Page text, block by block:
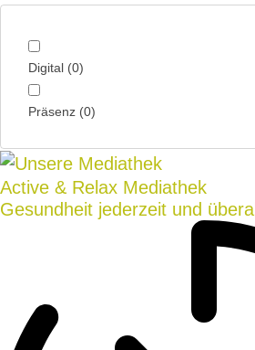
Digital (0)
Präsenz (0)
Active & Relax Mediathek
Gesundheit jederzeit und überall